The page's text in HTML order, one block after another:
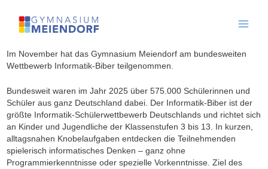
content
Im November hat das Gymnasium Meiendorf am bundesweiten
Wettbewerb Informatik-Biber teilgenommen.
Bundesweit waren im Jahr 2025 über 575.000 Schülerinnen und
Schüler aus ganz Deutschland dabei. Der Informatik-Biber ist der
größte Informatik-Schülerwettbewerb Deutschlands und richtet sich
an Kinder und Jugendliche der Klassenstufen 3 bis 13. In kurzen,
alltagsnahen Knobelaufgaben entdecken die Teilnehmenden
spielerisch informatisches Denken – ganz ohne
Programmierkenntnisse oder spezielle Vorkenntnisse. Ziel des